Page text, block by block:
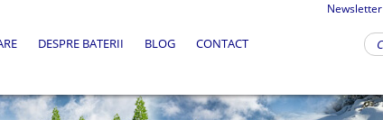
Newsletter
DESPRE BATERII BLOG CONTACT